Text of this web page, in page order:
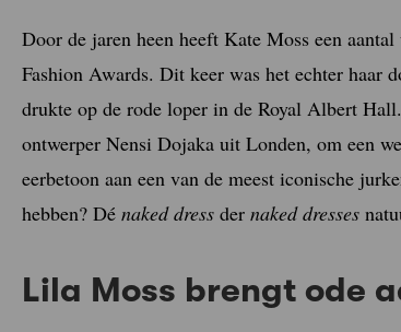
Door de jaren heen heeft Kate Moss een
Fashion Awards. Dit keer was het echter haar
drukte op de rode loper in de Royal Albert
ontwerper Nensi Dojaka uit Londen, om een
eerbetoon aan een van de meest iconische
hebben? Dé naked dress der naked dresses
Lila Moss brengt ode